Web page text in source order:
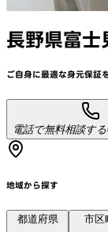
長野県富士
ご自身に最適な身元保証
電話で無料相談する
地域から探す
都道府県
市区